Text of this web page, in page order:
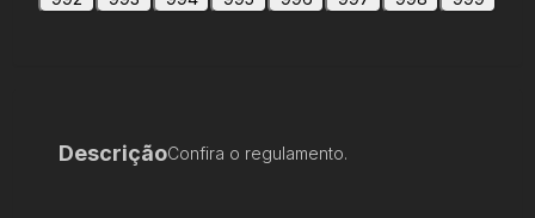
DescriçãoConfira o regulamento.